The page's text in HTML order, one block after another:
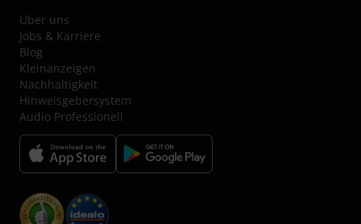
Über uns
Jobs & Karriere
Blog
Kleinanzeigen
Nachhaltigkeit
Hinweisgebersystem
Audio Professionell